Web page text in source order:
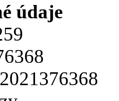
údaje